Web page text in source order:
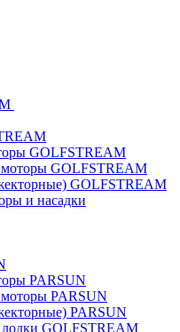
GOLFSTREAM
моторы GOLFSTREAM
GOLFSTREAM
и насадки
PARSUN
PARSUN
PARSUN
GOLFSTREAM